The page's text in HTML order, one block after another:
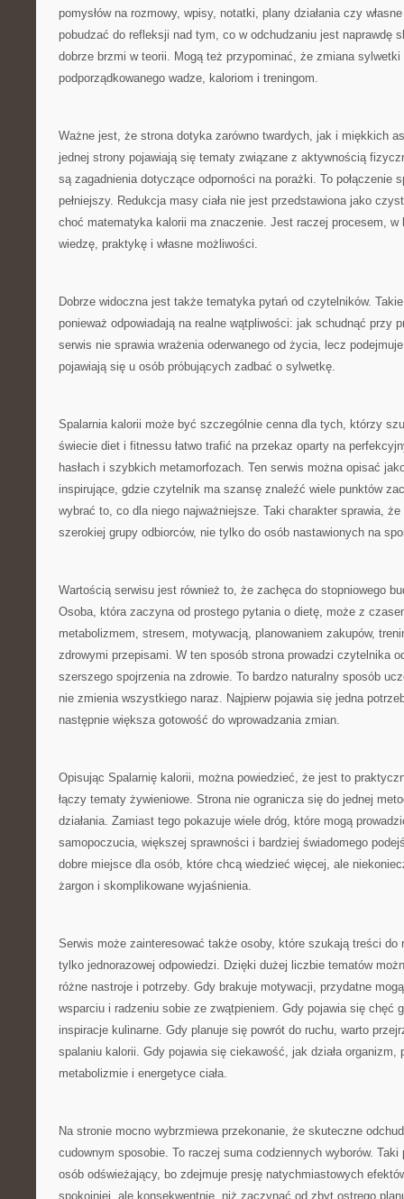
pomysłów na rozmowy, wpisy, notatki, plany działania czy
pobudzać do refleksji nad tym, co w odchudzaniu jest naprawdę
dobrze brzmi w teorii. Mogą też przypominać, że zmiana
podporządkowanego wadze, kaloriom i treningom.
Ważne jest, że strona dotyka zarówno twardych, jak i miękkich
jednej strony pojawiają się tematy związane z aktywnością
są zagadnienia dotyczące odporności na porażki. To połączenie
pełniejszy. Redukcja masy ciała nie jest przedstawiona jako
choć matematyka kalorii ma znaczenie. Jest raczej procesem, w
wiedzę, praktykę i własne możliwości.
Dobrze widoczna jest także tematyka pytań od czytelników.
ponieważ odpowiadają na realne wątpliwości: jak schudnąć przy
serwis nie sprawia wrażenia oderwanego od życia, lecz
pojawiają się u osób próbujących zadbać o sylwetkę.
Spalarnia kalorii może być szczególnie cenna dla tych, którzy
świecie diet i fitnessu łatwo trafić na przekaz oparty na
hasłach i szybkich metamorfozach. Ten serwis można opisać
inspirujące, gdzie czytelnik ma szansę znaleźć wiele punktów
wybrać to, co dla niego najważniejsze. Taki charakter sprawia,
szerokiej grupy odbiorców, nie tylko do osób nastawionych na
Wartością serwisu jest również to, że zachęca do stopniowego
Osoba, która zaczyna od prostego pytania o dietę, może z
metabolizmem, stresem, motywacją, planowaniem zakupów,
zdrowymi przepisami. W ten sposób strona prowadzi czytelnika
szerszego spojrzenia na zdrowie. To bardzo naturalny sposób
nie zmienia wszystkiego naraz. Najpierw pojawia się jedna
następnie większa gotowość do wprowadzania zmian.
Opisując Spalarnię kalorii, można powiedzieć, że jest to
łączy tematy żywieniowe. Strona nie ogranicza się do jednej
działania. Zamiast tego pokazuje wiele dróg, które mogą
samopoczucia, większej sprawności i bardziej świadomego
dobre miejsce dla osób, które chcą wiedzieć więcej, ale
żargon i skomplikowane wyjaśnienia.
Serwis może zainteresować także osoby, które szukają treści do
tylko jednorazowej odpowiedzi. Dzięki dużej liczbie tematów
różne nastroje i potrzeby. Gdy brakuje motywacji, przydatne
wsparciu i radzeniu sobie ze zwątpieniem. Gdy pojawia się chęć
inspiracje kulinarne. Gdy planuje się powrót do ruchu, warto
spalaniu kalorii. Gdy pojawia się ciekawość, jak działa organizm,
metabolizmie i energetyce ciała.
Na stronie mocno wybrzmiewa przekonanie, że skuteczne
cudownym sposobie. To raczej suma codziennych wyborów.
osób odświeżający, bo zdejmuje presję natychmiastowych
spokojniej, ale konsekwentnie, niż zaczynać od zbyt ostrego